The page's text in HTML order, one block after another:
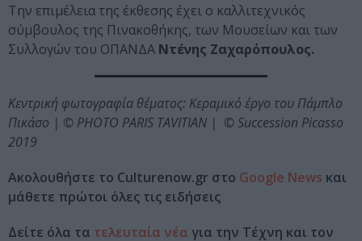
Την επιμέλεια της έκθεσης έχει ο καλλιτεχνικός
σύμβουλος της Πινακοθήκης, των Μουσείων και των
Συλλογών του ΟΠΑΝΔΑ Ντένης Ζαχαρόπουλος.
Κεντρική φωτογραφία θέματος: Κεραμικό έργο του Πάμπλο
Πικάσο | © PHOTO PARIS TAVITIAN | © Succession Picasso
2019
Ακολουθήστε το Culturenow.gr στο Google News και
μάθετε πρώτοι όλες τις ειδήσεις
Δείτε όλα τα τελευταία νέα για την Τέχνη και τον